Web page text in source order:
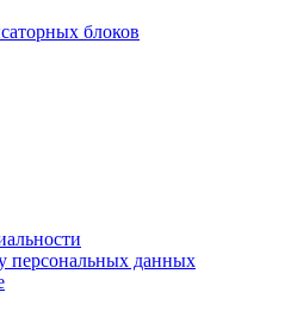
блоков
персональных данных